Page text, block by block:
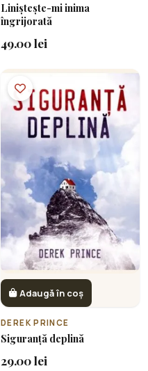
Liniștește-mi inima
îngrijorată
49.00 lei
Adaugă în coș
DEREK PRINCE
Siguranță deplină
29.00 lei